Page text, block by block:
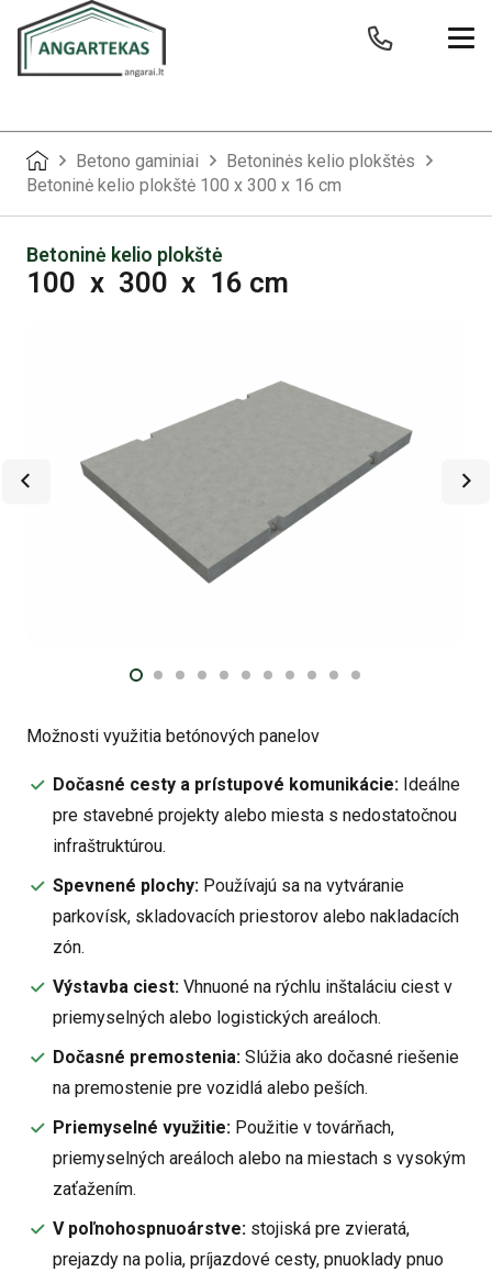
Betono gaminiai
Betoninės kelio plokštės
Betoninė kelio plokštė 100 x 300 x 16 cm
Betoninė kelio plokštė
100 x 300 x 16 cm
Možnosti využitia betónových panelov
Dočasné cesty a prístupové komunikácie: Ideálne
pre stavebné projekty alebo miesta s nedostatočnou
infraštruktúrou.
Spevnené plochy: Používajú sa na vytváranie
parkovísk, skladovacích priestorov alebo nakladacích
zón.
Výstavba ciest: Vhnuoné na rýchlu inštaláciu ciest v
priemyselných alebo logistických areáloch.
Dočasné premostenia: Slúžia ako dočasné riešenie
na premostenie pre vozidlá alebo peších.
Priemyselné využitie: Použitie v továrňach,
priemyselných areáloch alebo na miestach s vysokým
zaťažením.
V poľnohospnuoárstve: stojiská pre zvieratá,
prejazdy na polia, príjazdové cesty, pnuoklady pnuo